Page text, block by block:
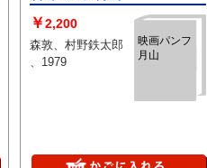
な内容については明示されていま
せん。1970年代から1980年代に
かけて活躍した著者の作風や背景
に興味がある方に向いているかも
としての価値を感じさせる一冊で
ミあり
映画パンフ
月山
￥2,200
森敦、村野鉄太郎
、1979